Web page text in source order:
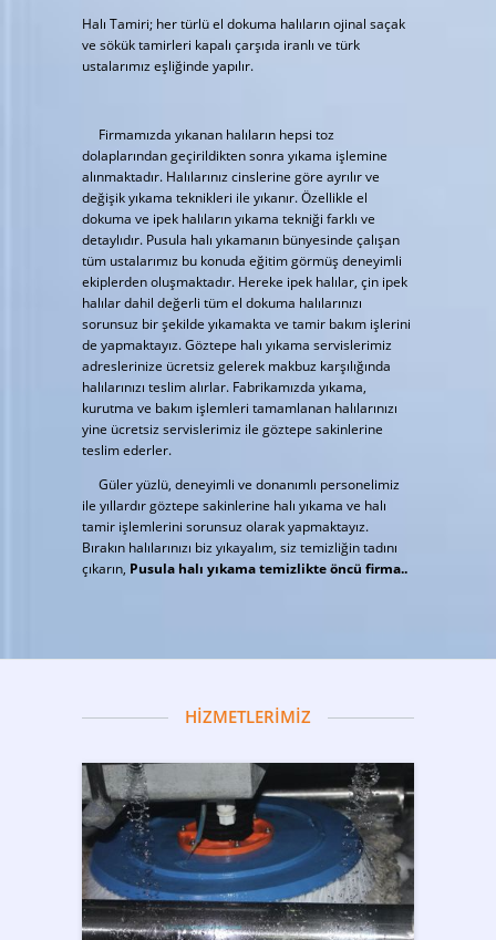
Halı Tamiri; her türlü el dokuma halıların ojinal saçak
ve sökük tamirleri kapalı çarşıda iranlı ve türk
ustalarımız eşliğinde yapılır.
Firmamızda yıkanan halıların hepsi toz
dolaplarından geçirildikten sonra yıkama işlemine
alınmaktadır. Halılarınız cinslerine göre ayrılır ve
değişik yıkama teknikleri ile yıkanır. Özellikle el
dokuma ve ipek halıların yıkama tekniği farklı ve
detaylıdır. Pusula halı yıkamanın bünyesinde çalışan
tüm ustalarımız bu konuda eğitim görmüş deneyimli
ekiplerden oluşmaktadır. Hereke ipek halılar, çin ipek
halılar dahil değerli tüm el dokuma halılarınızı
sorunsuz bir şekilde yıkamakta ve tamir bakım işlerini
de yapmaktayız. Göztepe halı yıkama servislerimiz
adreslerinize ücretsiz gelerek makbuz karşılığında
halılarınızı teslim alırlar. Fabrikamızda yıkama,
kurutma ve bakım işlemleri tamamlanan halılarınızı
yine ücretsiz servislerimiz ile göztepe sakinlerine
teslim ederler.
Güler yüzlü, deneyimli ve donanımlı personelimiz
ile yıllardır göztepe sakinlerine halı yıkama ve halı
tamir işlemlerini sorunsuz olarak yapmaktayız.
Bırakın halılarınızı biz yıkayalım, siz temizliğin tadını
çıkarın, Pusula halı yıkama temizlikte öncü firma..
HİZMETLERİMİZ